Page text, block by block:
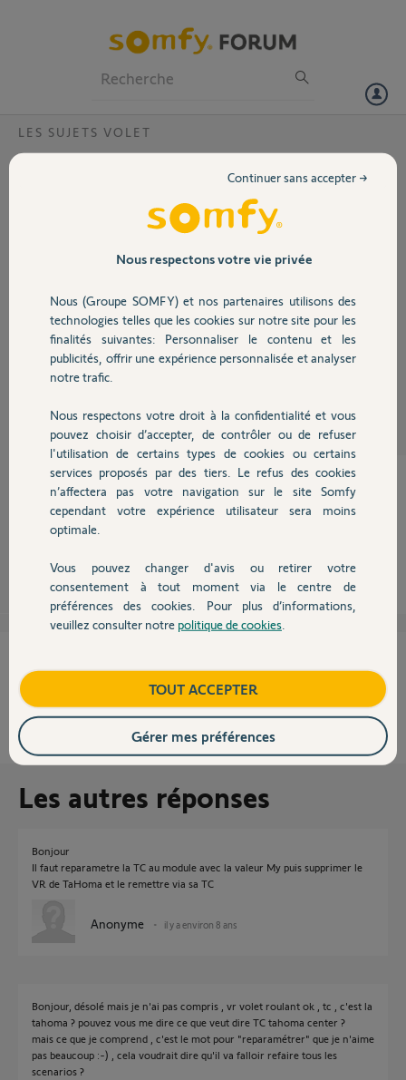
Volet
Sécurité
Domotique
Chauffage
Autres produits
Devis avec un pro
Contact
LES SUJETS VOLET
volets réglage poucentage de course
Bonjour à tous, depuis un moment je ne sais pas depuis quelle mise à
jour exactement, avant sur mes modules de volet RTS je pouvais
ouvrir mes volets par exemple d'un quart ,
maintenant, je me retrouve que avec une ouverture ou une
fermeture totale uniquement avec "my" au milieu du logo de contrôle
correctement, avez vous une idée ?
cordialement.
Thierry P.
il y a environ 8 ans
Participer au fil de discussion
Voilà ! TC = télécommande et VR = volet roulant.
NON OUI
des internautes ont trouvé cette réponse utile
Les autres réponses
Bonjour
Il faut reparametre la TC au module avec la valeur My puis supprimer le
VR de TaHoma et le remettre via sa TC
Anonyme il y a environ 8 ans
Bonjour, désolé mais je n'ai pas compris , vr volet roulant ok , tc , c'est la
tahoma ? pouvez vous me dire ce que veut dire TC tahoma center ?
mais ce que je comprend , c'est le mot pour "reparamétrer" que je n'aime
pas beaucoup :-) , cela voudrait dire qu'il va falloir refaire tous les
scenarios ?
Nous respectons votre vie privée
Nous (Groupe SOMFY) et nos partenaires utilisons des
technologies telles que les cookies sur notre site pour les
finalités suivantes: Personnaliser le contenu et les
publicités, offrir une expérience personnalisée et analyser
notre trafic.
Nous respectons votre droit à la confidentialité et vous
pouvez choisir d’accepter, de contrôler ou de refuser
l'utilisation de certains types de cookies ou certains
services proposés par des tiers. Le refus des cookies
n’affectera pas votre navigation sur le site Somfy
cependant votre expérience utilisateur sera moins
optimale.
Vous pouvez changer d'avis ou retirer votre
consentement à tout moment via le centre de
préférences des cookies. Pour plus d’informations,
veuillez consulter notre politique de cookies
Continuer sans accepter →
TOUT ACCEPTER
Gérer mes préférences